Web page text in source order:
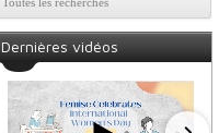
Dernières vidéos